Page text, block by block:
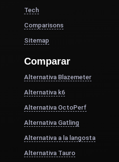
Tech
Comparisons
Sitemap
Comparar
Alternativa Blazemeter
Alternativa k6
Alternativa OctoPerf
Alternativa Gatling
Alternativa a la langosta
Alternativa Tauro